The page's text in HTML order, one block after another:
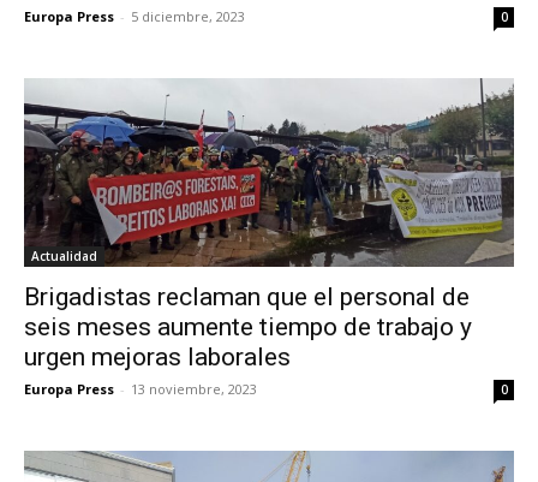
Europa Press - 5 diciembre, 2023 0
Actualidad
Brigadistas reclaman que el personal de
seis meses aumente tiempo de trabajo y
urgen mejoras laborales
Europa Press - 13 noviembre, 2023 0